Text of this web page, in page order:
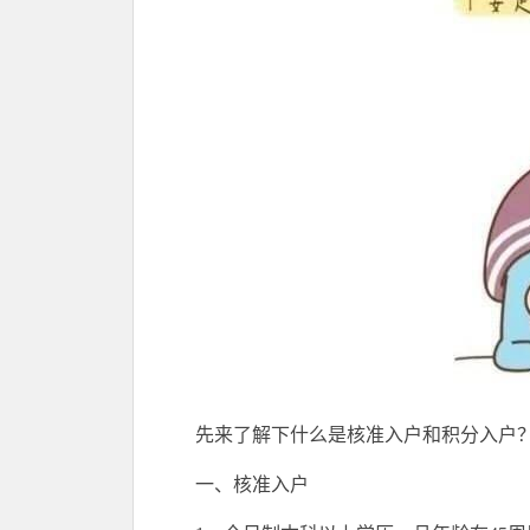
先来了解下什么是核准入户和积分入户
一、核准入户